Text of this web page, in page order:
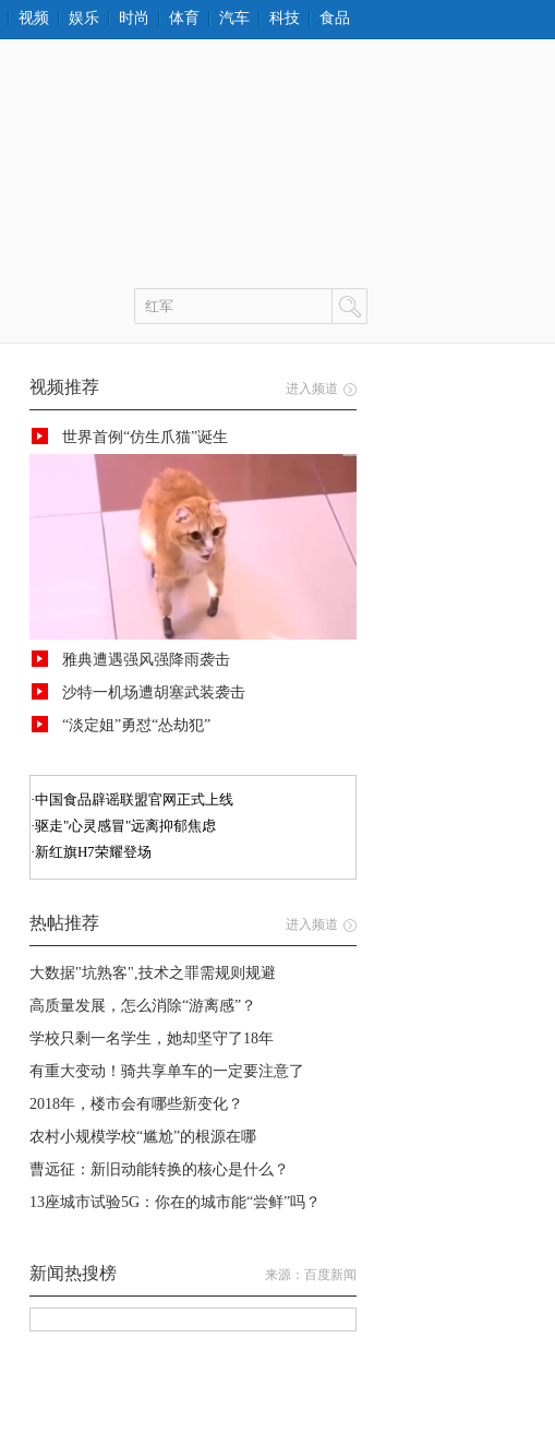
视频 娱乐 时尚 体育 汽车 科技 食品